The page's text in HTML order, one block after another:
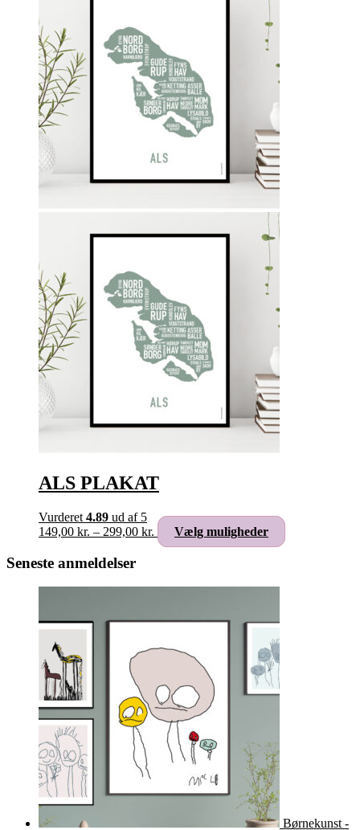
på
ALS PLAKAT
Vurderet 4.89 ud af 5
149,00 kr. – 299,00 kr. Prisinterval:
149,00 kr.
Vælg muligheder
vare
Seneste anmeldelser
Børnekunst -